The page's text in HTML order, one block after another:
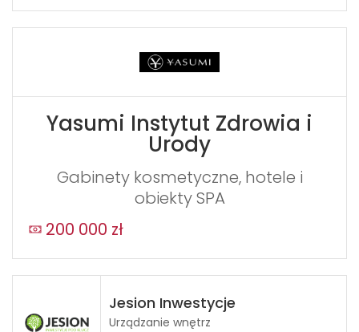
Yasumi Instytut Zdrowia i
Urody
Gabinety kosmetyczne, hotele i
obiekty SPA
200 000 zł
Jesion Inwestycje
Urządzanie wnętrz